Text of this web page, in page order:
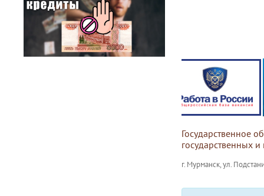
Государственное
государственных
г. Мурманск, ул.